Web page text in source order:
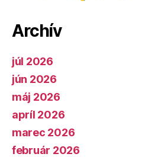
Archív
júl 2026
jún 2026
máj 2026
apríl 2026
marec 2026
február 2026